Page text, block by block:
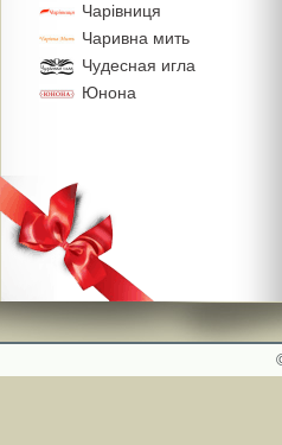
Чарiвниця
Чаривна мить
Чудесная игла
Юнона